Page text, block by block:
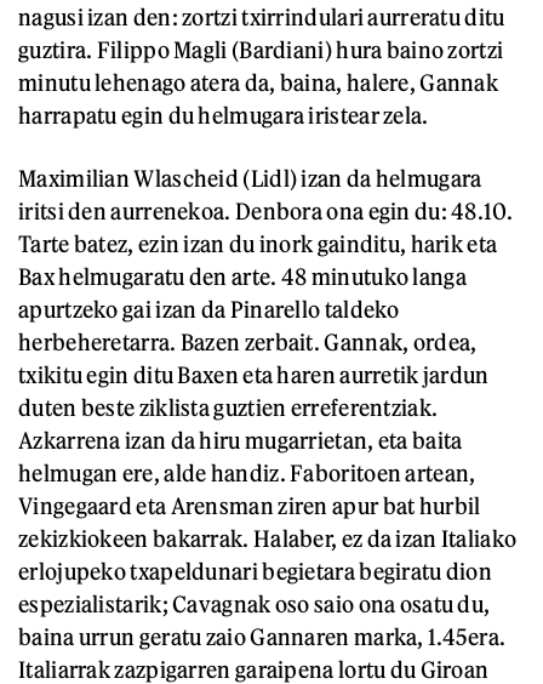
nagusi izan den: zortzi txirrindulari aurreratu ditu
guztira. Filippo Magli (Bardiani) hura baino zortzi
minutu lehenago atera da, baina, halere, Gannak
harrapatu egin du helmugara iristear zela.
Maximilian Wlascheid (Lidl) izan da helmugara
iritsi den aurrenekoa. Denbora ona egin du: 48.10.
Tarte batez, ezin izan du inork gainditu, harik eta
Bax helmugaratu den arte. 48 minutuko langa
apurtzeko gai izan da Pinarello taldeko
herbeheretarra. Bazen zerbait. Gannak, ordea,
txikitu egin ditu Baxen eta haren aurretik jardun
duten beste ziklista guztien erreferentziak.
Azkarrena izan da hiru mugarrietan, eta baita
helmugan ere, alde handiz. Faboritoen artean,
Vingegaard eta Arensman ziren apur bat hurbil
zekizkiokeen bakarrak. Halaber, ez da izan Italiako
erlojupeko txapeldunari begietara begiratu dion
espezialistarik; Cavagnak oso saio ona osatu du,
baina urrun geratu zaio Gannaren marka, 1.45era.
Italiarrak zazpigarren garaipena lortu du Giroan